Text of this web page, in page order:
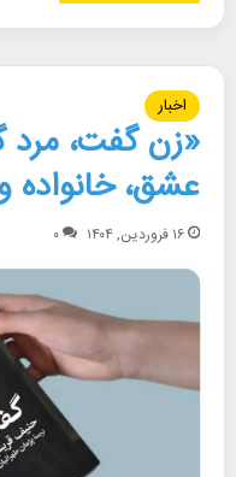
اخبار
«زن گفت، مرد
عشق، خانواده
۱۶ فروردین, ۱۴۰۴ ۰